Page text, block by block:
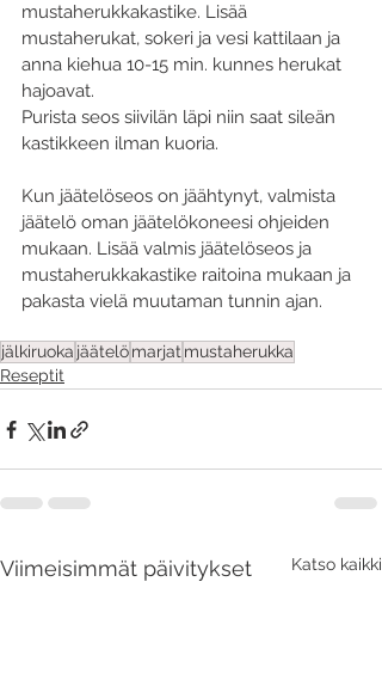
mustaherukkakastike. Lisää
mustaherukat, sokeri ja vesi kattilaan ja
anna kiehua 10-15 min. kunnes herukat
hajoavat.
Purista seos siivilän läpi niin saat sileän
kastikkeen ilman kuoria.
Kun jäätelöseos on jäähtynyt, valmista
jäätelö oman jäätelökoneesi ohjeiden
mukaan. Lisää valmis jäätelöseos ja
mustaherukkakastike raitoina mukaan ja
pakasta vielä muutaman tunnin ajan.
jälkiruoka jäätelömarjatmustaherukka
Reseptit
Viimeisimmät päivitykset Katso kaikki